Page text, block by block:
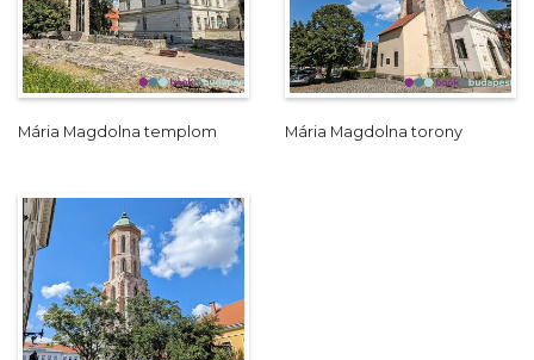
Mária Magdolna templom Mária Magdolna torony